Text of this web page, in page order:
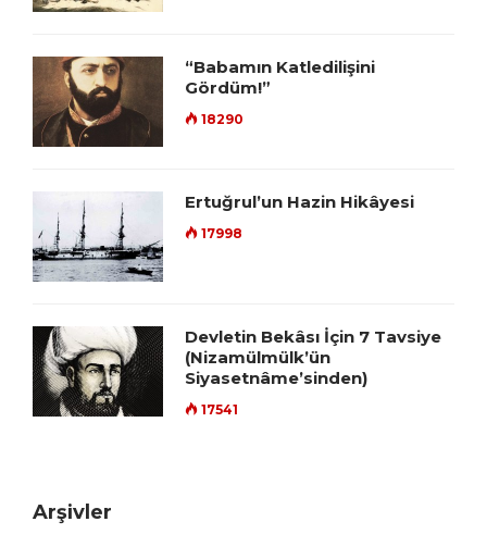
“Babamın Katledilişini
Gördüm!”
18290
Ertuğrul’un Hazin Hikâyesi
17998
Devletin Bekâsı İçin 7 Tavsiye
(Nizamülmülk’ün
Siyasetnâme’sinden)
17541
Arşivler